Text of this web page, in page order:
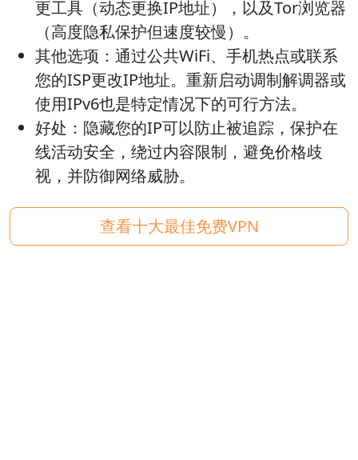
更工具（动态更换IP地址），以及Tor浏览器
（高度隐私保护但速度较慢）。
其他选项： 通过公共WiFi、手机热点或联系
您的ISP更改IP地址。重新启动调制解调器或
使用IPv6也是特定情况下的可行方法。
好处： 隐藏您的IP可以防止被追踪，保护在
线活动安全，绕过内容限制，避免价格歧
视，并防御网络威胁。
查看十大最佳免费VPN